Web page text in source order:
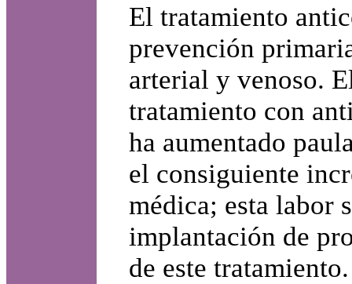
El tratamiento
prevención
arterial y venoso.
tratamiento con
ha aumentado
el consiguiente
médica; esta labor
implantación de
de este tratamiento.